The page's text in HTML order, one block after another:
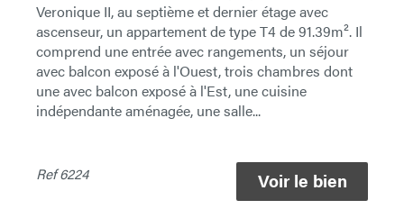
Veronique II, au septième et dernier étage avec
ascenseur, un appartement de type T4 de 91.39m². Il
comprend une entrée avec rangements, un séjour
avec balcon exposé à l'Ouest, trois chambres dont
une avec balcon exposé à l'Est, une cuisine
indépendante aménagée, une salle...
Ref6224 Voir le bien